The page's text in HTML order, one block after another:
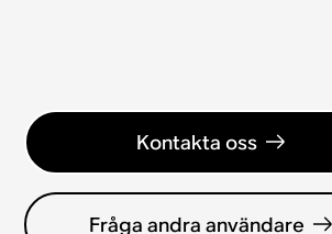
Kontakta oss
Fråga andra användare